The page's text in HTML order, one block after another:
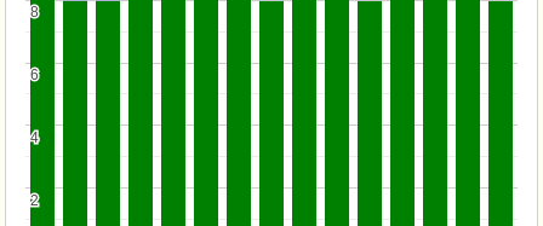
2
2
4
4
6
6
8
8